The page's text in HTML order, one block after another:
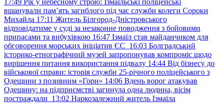
17:49 Рік у небесному строю: Ізмаїльські поліцейські
вшанували пам’ять загиблого під час служби колеги Сороки
Михайла 17:11 Житель Білгород-Дністровського
відповідатиме у суді за незаконне поводження з бойовими
припасами та вибухівкою 16:47 Ізмаїл став майданчиком для
обговорення морських ініціатив ЄС 16:03 Болградський
історико-етнографічний музей запропонував компроміс щодо
вирішення питання використання підвалу 14:44 Від бізнесу до
військової справи: історія служби 25-річного поліцейського з
Одещини з позивним «Горн» 14:06 Вдень ворог атакував
Одещину: на підприємстві загинула одна людина, вісім
постраждали 13:02 Наркозалежний житель Ізмаїла